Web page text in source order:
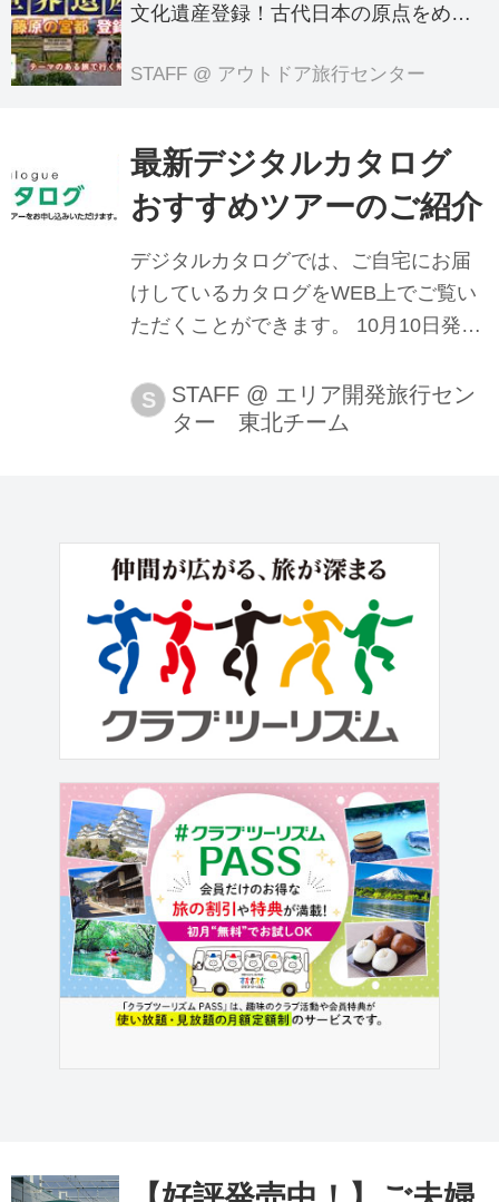
文化遺産登録！古代日本の原点をめぐ
のテーマのある旅
STAFF @ アウトドア旅行センター
最新デジタルカタログ
おすすめツアーのご紹介
デジタルカタログでは、ご自宅にお届
けしているカタログをWEB上でご覧い
ただくことができます。 10月10日発行
ログでお届けします！ カタログに掲載
しているおすすめツアーもご紹介しま
ラブツーリズムのツアーをご紹介する
カタログをインターネット上で閲覧で
きます。 おすすめツアーのご紹介 『憧
れの古牧温泉「星野リゾート 青森屋」
たっぷり18時間滞在 ２日間』【仙台出
発】＜プレミアムステージ／GoToトラ
ベル事業支援対象／30名様以下＞
S STAFF @ エリア開発旅行セン
ター 東北チーム